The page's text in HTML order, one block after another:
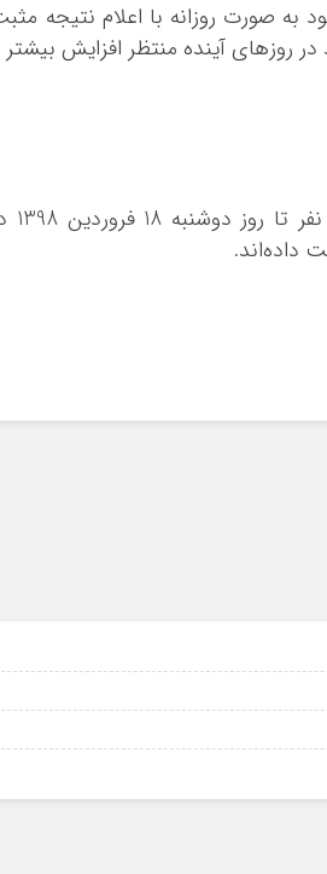
به صورت روزانه با اعلام نتیجه
روزهای آینده منتظر افزایش بیشتر
طبق آخرین آمار منتشره